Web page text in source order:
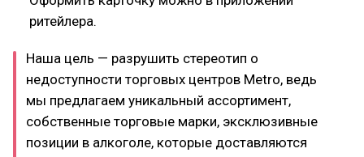
ритейлера.
Наша цель — разрушить стереотип о
недоступности торговых центров Metro, ведь
мы предлагаем уникальный ассортимент,
собственные торговые марки, эксклюзивные
позиции в алкоголе, которые доставляются